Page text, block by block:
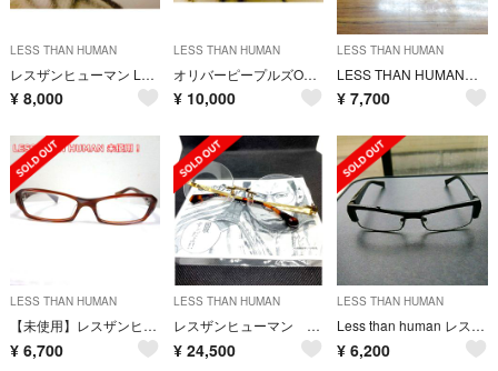
LESS THAN HUMAN
レスザンヒューマン Less than human Wild bunch
¥ 8,000
LESS THAN HUMAN
オリバーピープルズOLIVER PEOPLES入手困難大人気モデル Malden
¥ 10,000
LESS THAN HUMAN
LESS THAN HUMAN ウルトラマン バルタン レスザンヒューマン
¥ 7,700
LESS THAN HUMAN
【未使用】レスザンヒューマン ウルトラマンコラボ エレキング ELEKINGVS
¥ 6,700
LESS THAN HUMAN
レスザンヒューマン ウシジマくんコラボメガネ 丑嶋馨 限定品 最安値！
¥ 24,500
LESS THAN HUMAN
Less than human レスザンヒューマン
¥ 6,200